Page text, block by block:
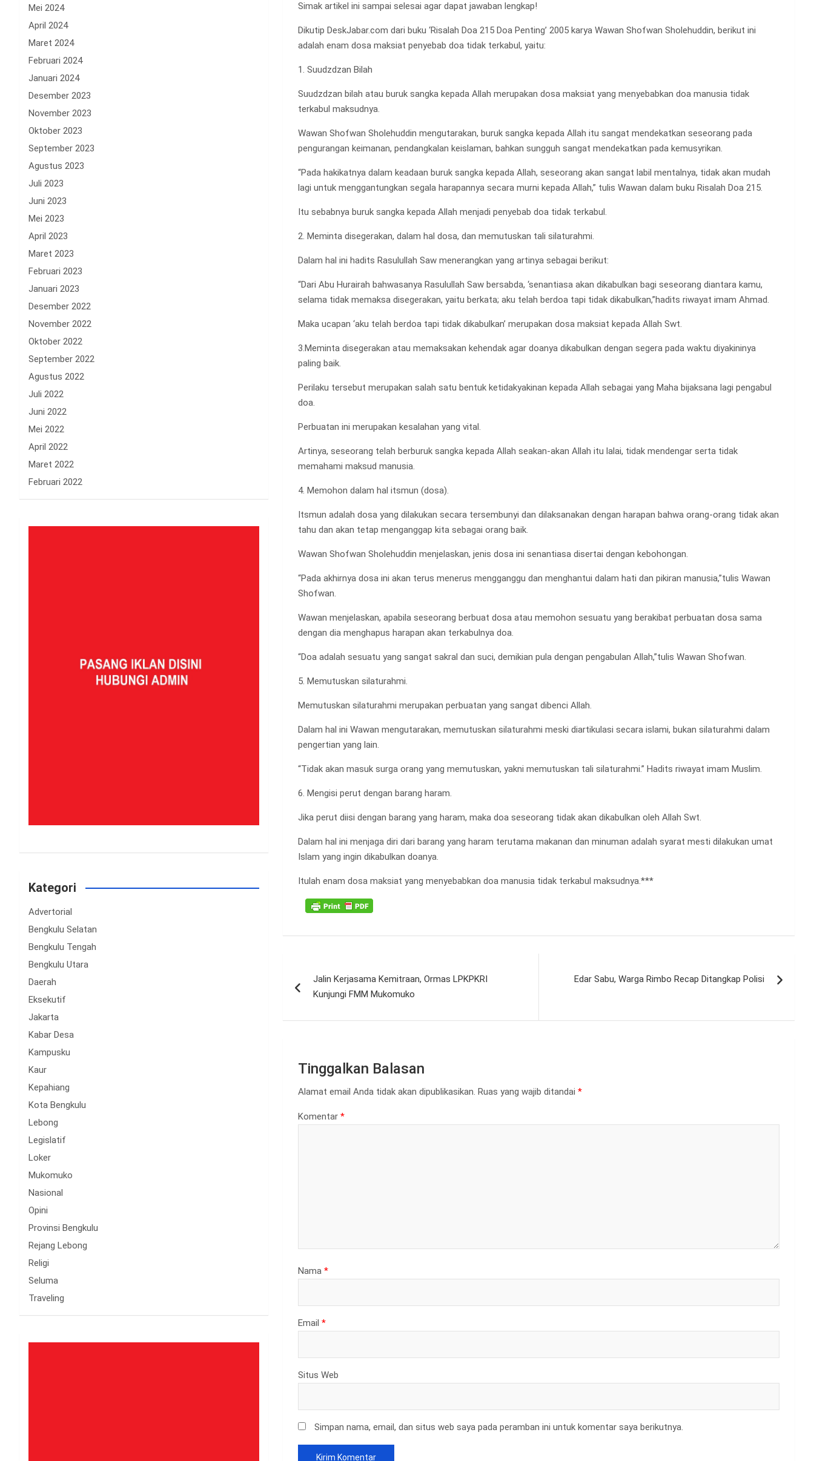
Simak artikel ini sampai selesai agar dapat jawaban lengkap!
Dikutip DeskJabar.com dari buku ‘Risalah Doa 215 Doa Penting’ 2005 karya Wawan Shofwan Sholehuddin, berikut ini
adalah enam dosa maksiat penyebab doa tidak terkabul, yaitu:
1. Suudzdzan Bilah
Suudzdzan bilah atau buruk sangka kepada Allah merupakan dosa maksiat yang menyebabkan doa manusia tidak
terkabul maksudnya.
Wawan Shofwan Sholehuddin mengutarakan, buruk sangka kepada Allah itu sangat mendekatkan seseorang pada
pengurangan keimanan, pendangkalan keislaman, bahkan sungguh sangat mendekatkan pada kemusyrikan.
“Pada hakikatnya dalam keadaan buruk sangka kepada Allah, seseorang akan sangat labil mentalnya, tidak akan mudah
lagi untuk menggantungkan segala harapannya secara murni kepada Allah,” tulis Wawan dalam buku Risalah Doa 215.
Itu sebabnya buruk sangka kepada Allah menjadi penyebab doa tidak terkabul.
2. Meminta disegerakan, dalam hal dosa, dan memutuskan tali silaturahmi.
Dalam hal ini hadits Rasulullah Saw menerangkan yang artinya sebagai berikut:
“Dari Abu Hurairah bahwasanya Rasulullah Saw bersabda, ‘senantiasa akan dikabulkan bagi seseorang diantara kamu,
selama tidak memaksa disegerakan, yaitu berkata; aku telah berdoa tapi tidak dikabulkan,”hadits riwayat imam Ahmad.
Maka ucapan ‘aku telah berdoa tapi tidak dikabulkan’ merupakan dosa maksiat kepada Allah Swt.
3.Meminta disegerakan atau memaksakan kehendak agar doanya dikabulkan dengan segera pada waktu diyakininya
paling baik.
Perilaku tersebut merupakan salah satu bentuk ketidakyakinan kepada Allah sebagai yang Maha bijaksana lagi pengabul
doa.
Perbuatan ini merupakan kesalahan yang vital.
Artinya, seseorang telah berburuk sangka kepada Allah seakan-akan Allah itu lalai, tidak mendengar serta tidak
memahami maksud manusia.
4. Memohon dalam hal itsmun (dosa).
Itsmun adalah dosa yang dilakukan secara tersembunyi dan dilaksanakan dengan harapan bahwa orang-orang tidak akan
tahu dan akan tetap menganggap kita sebagai orang baik.
Wawan Shofwan Sholehuddin menjelaskan, jenis dosa ini senantiasa disertai dengan kebohongan.
“Pada akhirnya dosa ini akan terus menerus mengganggu dan menghantui dalam hati dan pikiran manusia,”tulis Wawan
Shofwan.
Wawan menjelaskan, apabila seseorang berbuat dosa atau memohon sesuatu yang berakibat perbuatan dosa sama
dengan dia menghapus harapan akan terkabulnya doa.
“Doa adalah sesuatu yang sangat sakral dan suci, demikian pula dengan pengabulan Allah,”tulis Wawan Shofwan.
5. Memutuskan silaturahmi.
Memutuskan silaturahmi merupakan perbuatan yang sangat dibenci Allah.
Dalam hal ini Wawan mengutarakan, memutuskan silaturahmi meski diartikulasi secara islami, bukan silaturahmi dalam
pengertian yang lain.
“Tidak akan masuk surga orang yang memutuskan, yakni memutuskan tali silaturahmi.” Hadits riwayat imam Muslim.
6. Mengisi perut dengan barang haram.
Jika perut diisi dengan barang yang haram, maka doa seseorang tidak akan dikabulkan oleh Allah Swt.
Dalam hal ini menjaga diri dari barang yang haram terutama makanan dan minuman adalah syarat mesti dilakukan umat
Islam yang ingin dikabulkan doanya.
Itulah enam dosa maksiat yang menyebabkan doa manusia tidak terkabul maksudnya.***
posJalin Kerjasama Kemitraan, Ormas LPKPKRI
Kunjungi FMM Mukomuko
Edar Sabu, Warga Rimbo Recap Ditangkap Polisi
Tinggalkan Balasan
Alamat email Anda tidak akan dipublikasikan. Ruas yang wajib ditandai *
Komentar *
Nama *
Email *
Situs Web
Simpan nama, email, dan situs web saya pada peramban ini untuk komentar saya berikutnya.
Mei 2024
April 2024
Maret 2024
Februari 2024
Januari 2024
Desember 2023
November 2023
Oktober 2023
September 2023
Agustus 2023
Juli 2023
Juni 2023
Mei 2023
April 2023
Maret 2023
Februari 2023
Januari 2023
Desember 2022
November 2022
Oktober 2022
September 2022
Agustus 2022
Juli 2022
Juni 2022
Mei 2022
April 2022
Maret 2022
Februari 2022
Kategori
Advertorial
Bengkulu Selatan
Bengkulu Tengah
Bengkulu Utara
Daerah
Eksekutif
Jakarta
Kabar Desa
Kampusku
Kaur
Kepahiang
Kota Bengkulu
Lebong
Legislatif
Loker
Mukomuko
Nasional
Opini
Provinsi Bengkulu
Rejang Lebong
Religi
Seluma
Traveling